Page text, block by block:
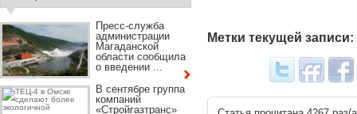
Метки текущей записи:
Пресс-служба
администрации
Магаданской
области сообщила
о введении ...
В сентябре группа
компаний
«Стройгазтранс»